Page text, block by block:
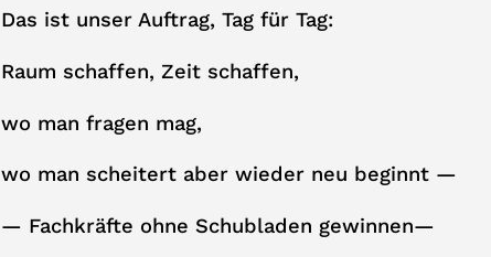
Das ist unser Auftrag, Tag für Tag:
Raum schaffen, Zeit schaffen,
wo man fragen mag,
wo man scheitert aber wieder neu beginnt —
— Fachkräfte ohne Schubladen gewinnen—